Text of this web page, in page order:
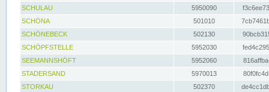
SCHULAU
5950090
SCHÖNA
501010
SCHÖNEBECK
502130
SCHÖPFSTELLE
5952030
SEEMANNSHÖFT
5952060
STADERSAND
5970013
STORKAU
502370